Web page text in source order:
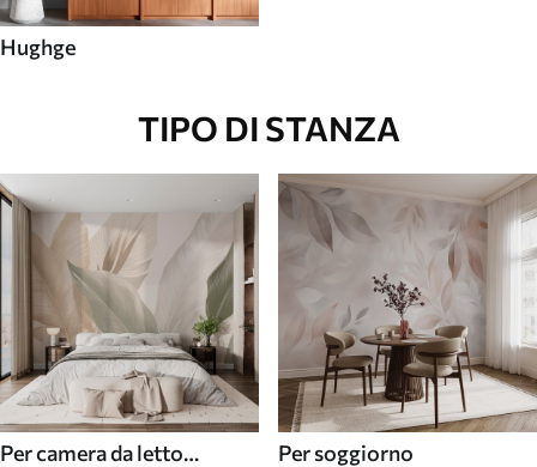
Hughge
TIPO DI STANZA
Per camera da letto
Per soggiorno